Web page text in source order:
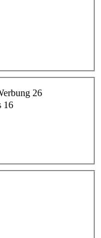
26
16